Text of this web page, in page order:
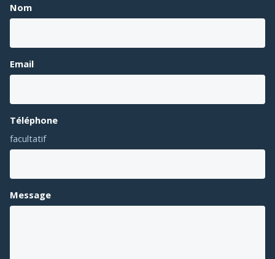
Nom
Email
Téléphone
facultatif
Message